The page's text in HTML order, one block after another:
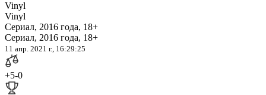
Vinyl
Vinyl
Сериал, 2016 года, 18+
Сериал, 2016 года, 18+
11 апр. 2021 г., 16:29:25
+5-0